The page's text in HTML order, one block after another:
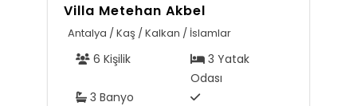
Villa Metehan Akbel
Antalya / Kaş / Kalkan / İslamlar
6 Kişilik
3 Yatak
Odası
3 Banyo